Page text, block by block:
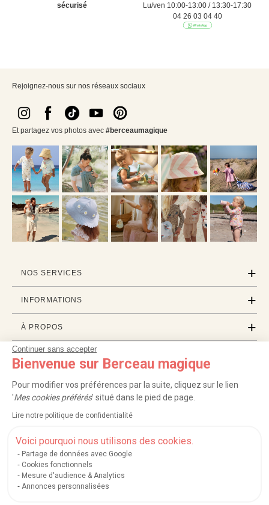
Continuer sans accepter
Bienvenue sur Berceau magique
Pour modifier vos préférences par la suite, cliquez sur le lien
'Mes cookies préférés' situé dans le pied de page.
Lire notre politique de confidentialité
Voici pourquoi nous utilisons des cookies.
Partage de données avec Google
Cookies fonctionnels
Mesure d'audience & Analytics
Annonces personnalisées
sécurisé
Lu/ven 10:00-13:00 / 13:30-17:30
04 26 03 04 40
Rejoignez-nous sur nos réseaux sociaux
Et partagez vos photos avec #berceaumagique
NOS SERVICES
INFORMATIONS
À PROPOS
PROFESSIONNELS
LISTES CADEAUX
Service après-vente| FAQ |Rappels de produits|Protection des données
Mentions légales et crédits Conditions générales de ventes
Nos moyens de paiement sécurisés